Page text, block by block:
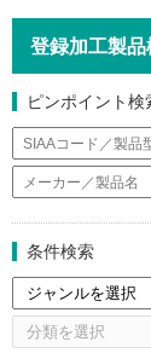
登録加工製品
ピンポイント検
条件検索